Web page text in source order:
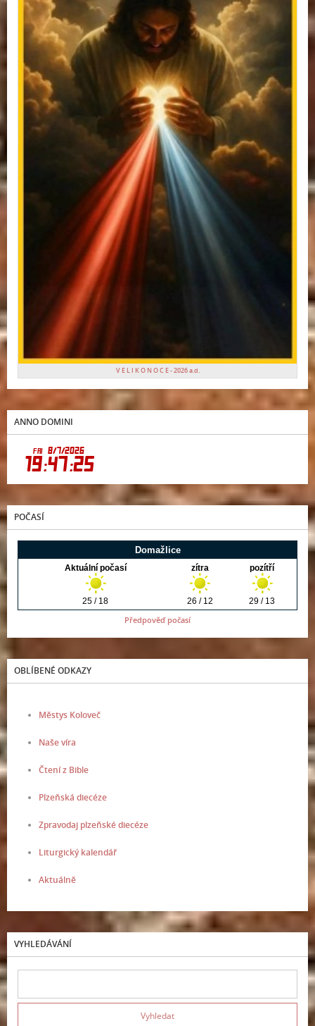
V E L I K O N O C E - 2026 a.d.
ANNO DOMINI
POČASÍ
Předpověď počasí
OBLÍBENÉ ODKAZY
Městys Koloveč
Naše víra
Čtení z Bible
Plzeňská diecéze
Zpravodaj plzeňské diecéze
Liturgický kalendář
Aktuálně
VYHLEDÁVÁNÍ